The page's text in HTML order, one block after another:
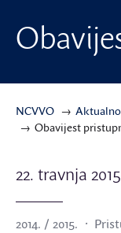
NCVVO
Obavijest
22. travnja
2014. / 2015.